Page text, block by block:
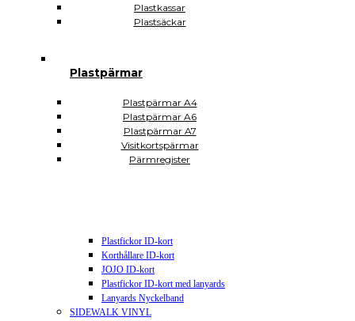
Plastkassar
Plastsäckar
Plastpärmar
Plastpärmar A4
Plastpärmar A6
Plastpärmar A7
Visitkortspärmar
Pärmregister
Plastsäckar
Självhäftande Plastfickor
Självhäftande A5
Självhäftande A7
Självhäftande CD DVD USB
Självhäftande hörnfickor
Självhäftande visitkortsfickor
Självhäftande rektangulära
Plastfickor ID-kort
Korthållare ID-kort
JOJO ID-kort
Plastfickor ID-kort med lanyards
Lanyards Nyckelband
SIDEWALK VINYL